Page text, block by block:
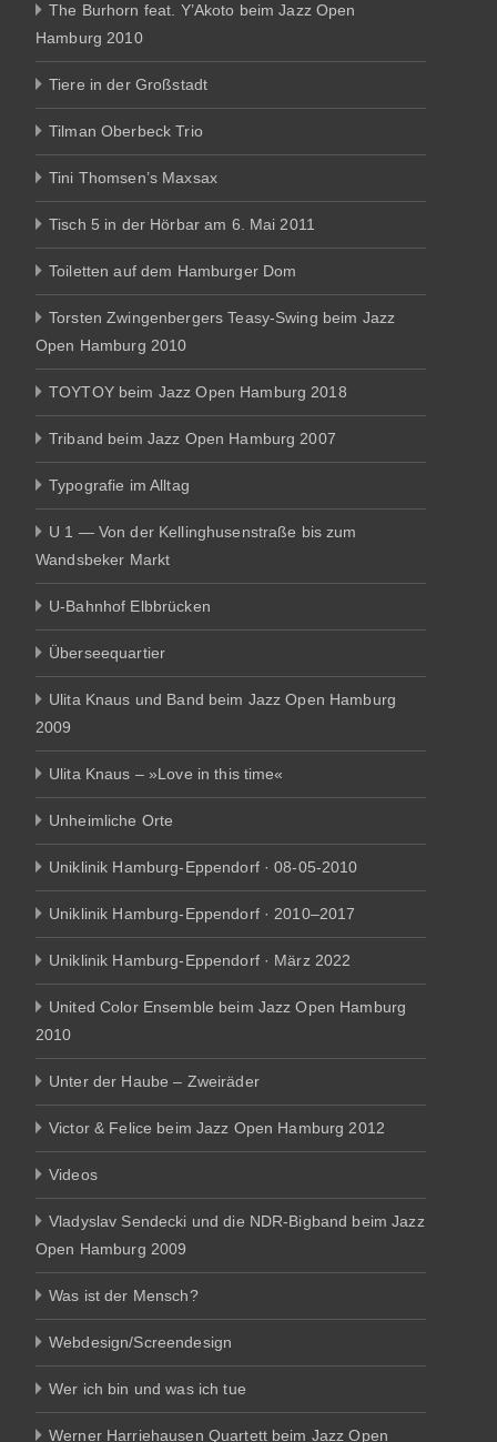
The Burhorn feat. Y’Akoto beim Jazz Open
Hamburg 2010
Tiere in der Großstadt
Tilman Oberbeck Trio
Tini Thomsen’s Maxsax
Tisch 5 in der Hörbar am 6. Mai 2011
Toiletten auf dem Hamburger Dom
Torsten Zwingenbergers Teasy-Swing beim Jazz
Open Hamburg 2010
TOYTOY beim Jazz Open Hamburg 2018
Triband beim Jazz Open Hamburg 2007
Typografie im Alltag
U 1 — Von der Kellinghusenstraße bis zum
Wandsbeker Markt
U-Bahnhof Elbbrücken
Überseequartier
Ulita Knaus und Band beim Jazz Open Hamburg
2009
Ulita Knaus – »Love in this time«
Unheimliche Orte
Uniklinik Hamburg-Eppendorf · 08-05-2010
Uniklinik Hamburg-Eppendorf · 2010–2017
Uniklinik Hamburg-Eppendorf · März 2022
United Color Ensemble beim Jazz Open Hamburg
2010
Unter der Haube – Zweiräder
Victor & Felice beim Jazz Open Hamburg 2012
Videos
Vladyslav Sendecki und die NDR-Bigband beim Jazz
Open Hamburg 2009
Was ist der Mensch?
Webdesign/Screendesign
Wer ich bin und was ich tue
Werner Harriehausen Quartett beim Jazz Open